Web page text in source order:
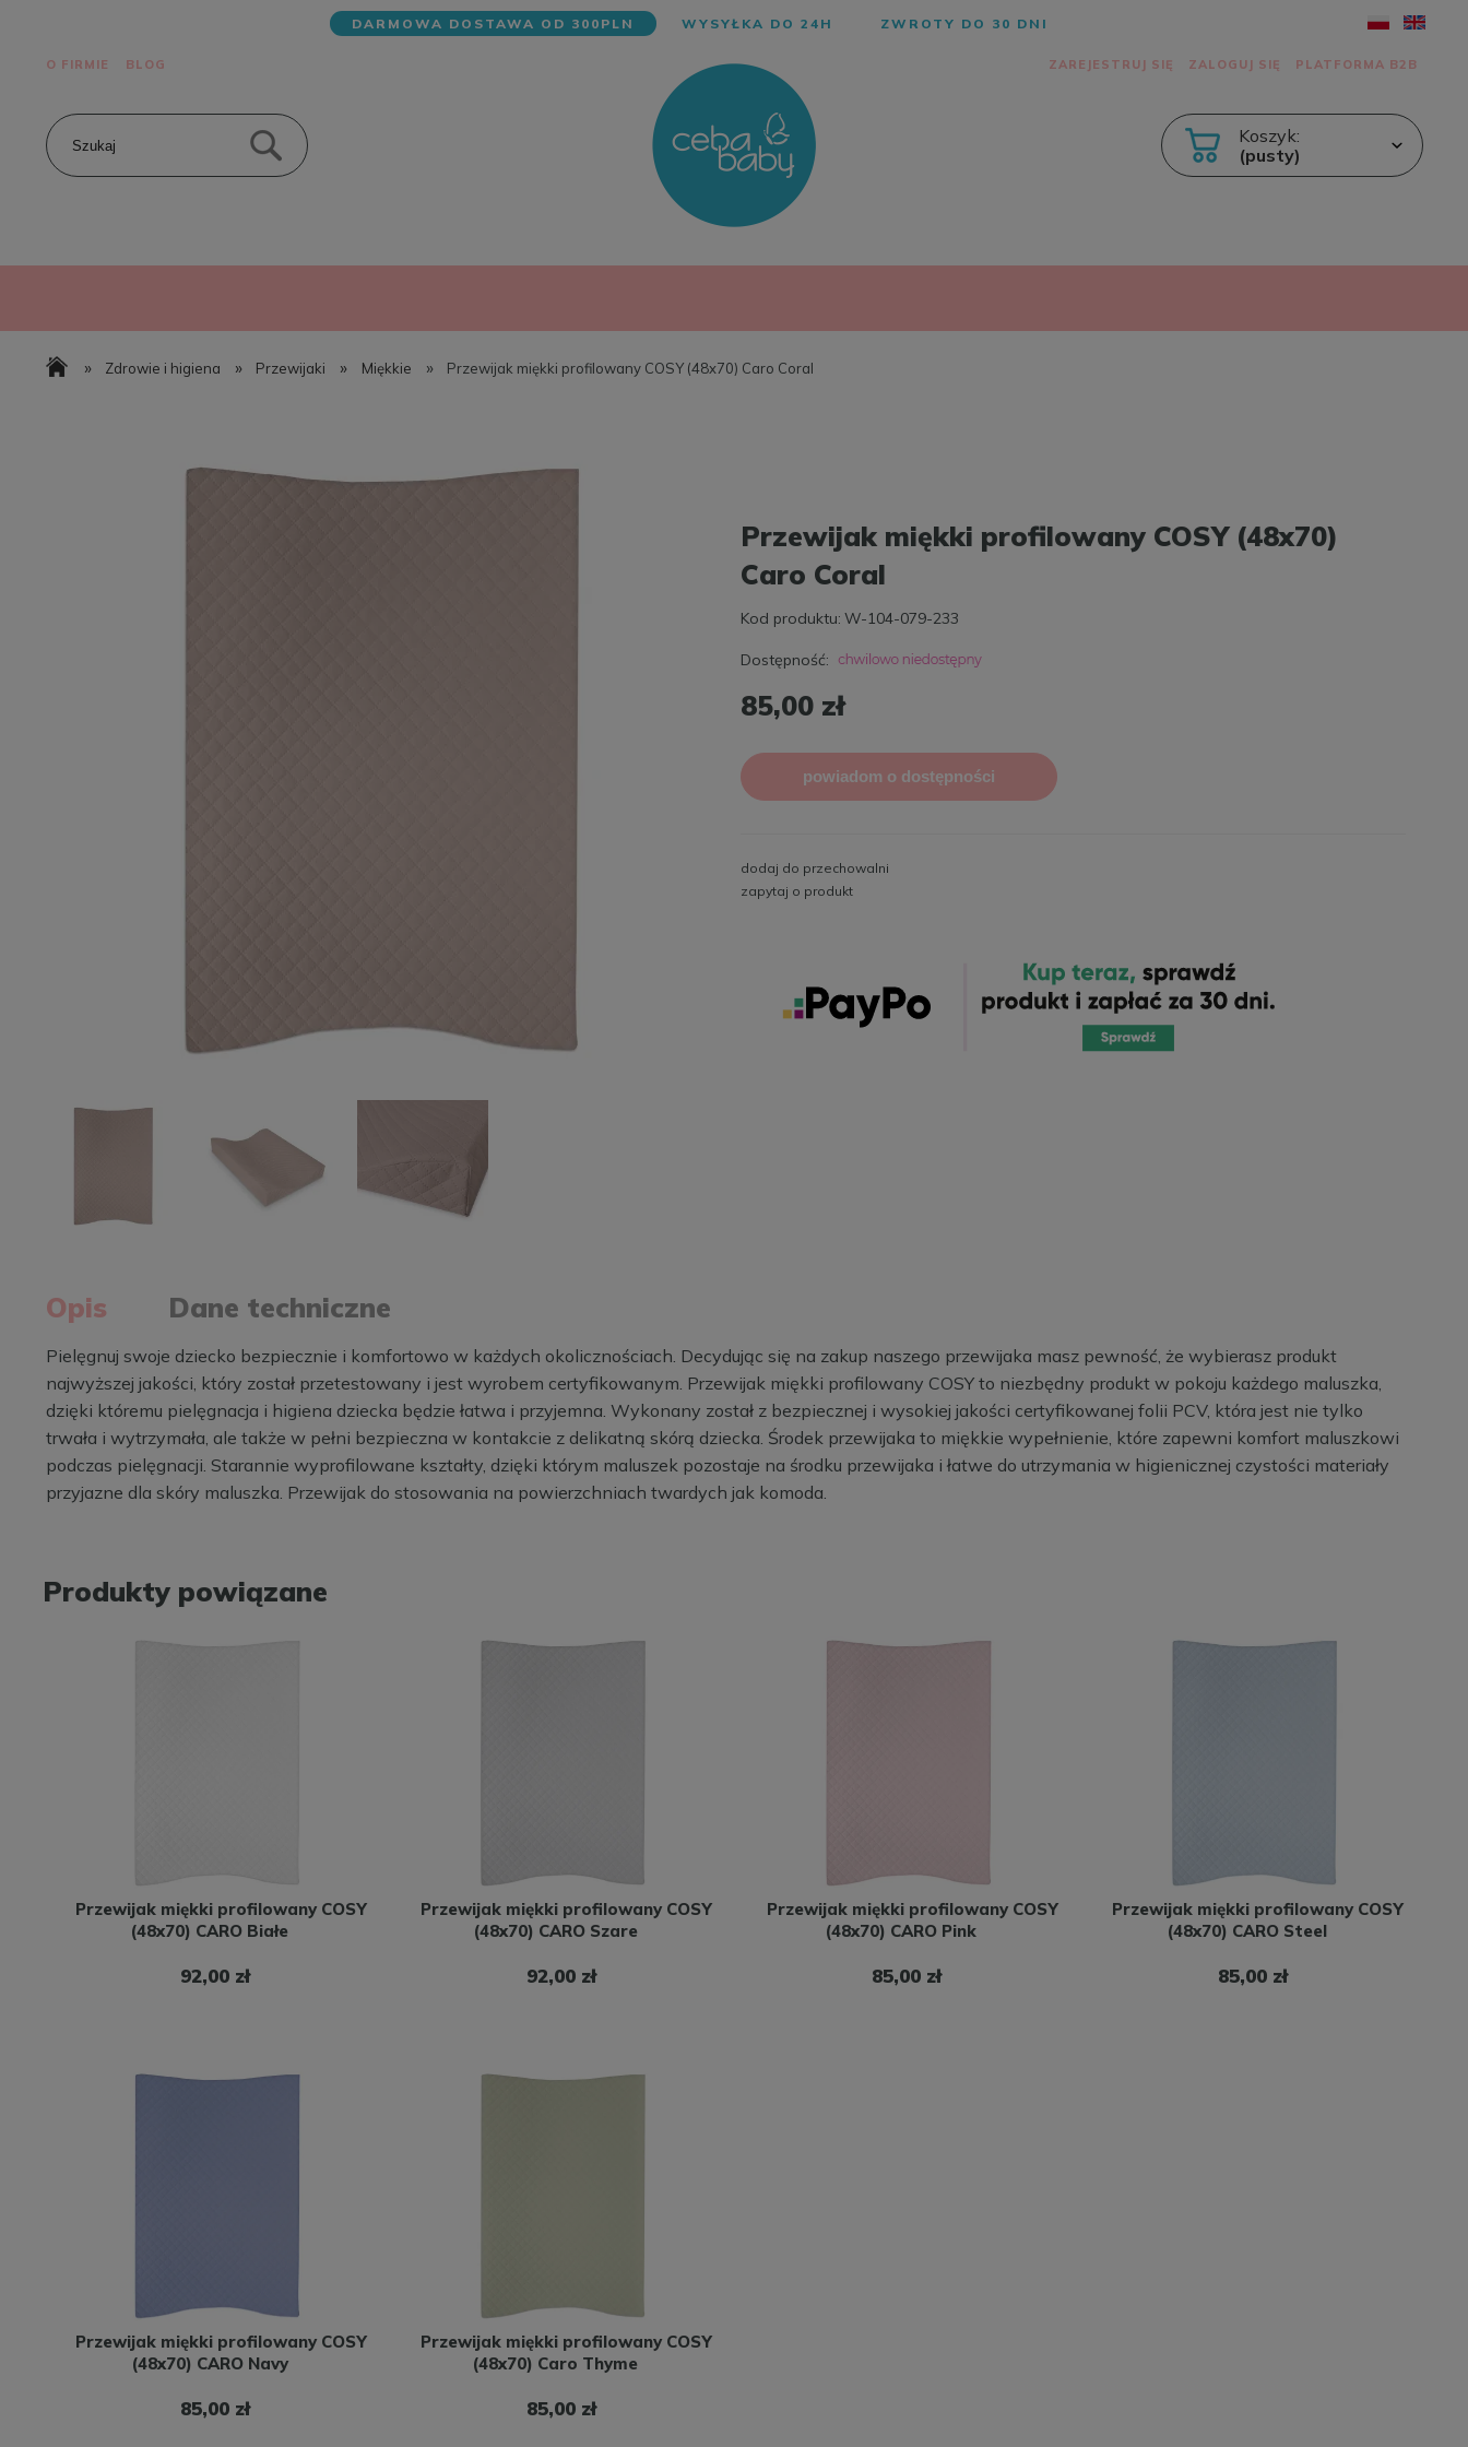
DARMOWA DOSTAWA OD 300PLN WYSYŁKA DO 24H ZWROTY DO 30 DNI
O FIRMIE BLOG ZAREJESTRUJ SIĘ ZALOGUJ SIĘ PLATFORMA B2B
Koszyk:
(pusty)
» Zdrowie i higiena » Przewijaki » Miękkie » Przewijak miękki profilowany COSY (48x70) Caro Coral
Przewijak miękki profilowany COSY (48x70)
Caro Coral
Kod produktu: W-104-079-233
Dostępność:
85,00 zł
powiadom o dostępności
dodaj do przechowalni
zapytaj o produkt
Opis Dane techniczne
Pielęgnuj swoje dziecko bezpiecznie i komfortowo w każdych okolicznościach. Decydując się na zakup naszego przewijaka masz pewność, że wybierasz produkt
najwyższej jakości, który został przetestowany i jest wyrobem certyfikowanym. Przewijak miękki profilowany COSY to niezbędny produkt w pokoju każdego maluszka,
dzięki któremu pielęgnacja i higiena dziecka będzie łatwa i przyjemna. Wykonany został z bezpiecznej i wysokiej jakości certyfikowanej folii PCV, która jest nie tylko
trwała i wytrzymała, ale także w pełni bezpieczna w kontakcie z delikatną skórą dziecka. Środek przewijaka to miękkie wypełnienie, które zapewni komfort maluszkowi
podczas pielęgnacji. Starannie wyprofilowane kształty, dzięki którym maluszek pozostaje na środku przewijaka i łatwe do utrzymania w higienicznej czystości materiały
przyjazne dla skóry maluszka. Przewijak do stosowania na powierzchniach twardych jak komoda.
Produkty powiązane
Przewijak miękki profilowany COSY
(48x70) CARO Białe
92,00 zł
Przewijak miękki profilowany COSY
(48x70) CARO Szare
92,00 zł
Przewijak miękki profilowany COSY
(48x70) CARO Pink
85,00 zł
Przewijak miękki profilowany COSY
(48x70) CARO Steel
85,00 zł
Przewijak miękki profilowany COSY
(48x70) CARO Navy
85,00 zł
Przewijak miękki profilowany COSY
(48x70) Caro Thyme
85,00 zł